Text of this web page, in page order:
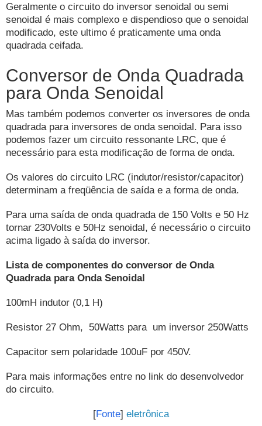
Geralmente o circuito do inversor senoidal ou semi
senoidal é mais complexo e dispendioso que o senoidal
modificado, este ultimo é praticamente uma onda
quadrada ceifada.
Conversor de Onda Quadrada
para Onda Senoidal
Mas também podemos converter os inversores de onda
quadrada para inversores de onda senoidal. Para isso
podemos fazer um circuito ressonante LRC, que é
necessário para esta modificação de forma de onda.
Os valores do circuito LRC (indutor/resistor/capacitor)
determinam a freqüência de saída e a forma de onda.
Para uma saída de onda quadrada de 150 Volts e 50 Hz
tornar 230Volts e 50Hz senoidal, é necessário o circuito
acima ligado à saída do inversor.
Lista de componentes do conversor de Onda
Quadrada para Onda Senoidal
100mH indutor (0,1 H)
Resistor 27 Ohm, 50Watts para um inversor 250Watts
Capacitor sem polaridade 100uF por 450V.
Para mais informações entre no link do desenvolvedor
do circuito.
[Fonte] eletrônica